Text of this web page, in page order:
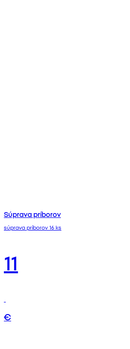
Súprava príborov
súprava príborov 16 ks
11
€